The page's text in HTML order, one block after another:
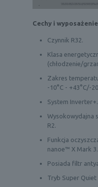
Cechy i
Czynnik R32.
Klasa
(chłodzenie/
Zakres
-10°C - +43°C/-
System Inverter+.
Wysokowydajna
R2.
Funkcja
nanoe™ X Mark 3.
Posiada filtr
Tryb Super Quiet